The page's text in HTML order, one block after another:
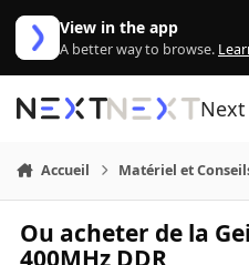
Aller au contenu
View in the app
A better way to browse.
Next
Accueil Matériel et
Ou acheter de la
400MHz DDR